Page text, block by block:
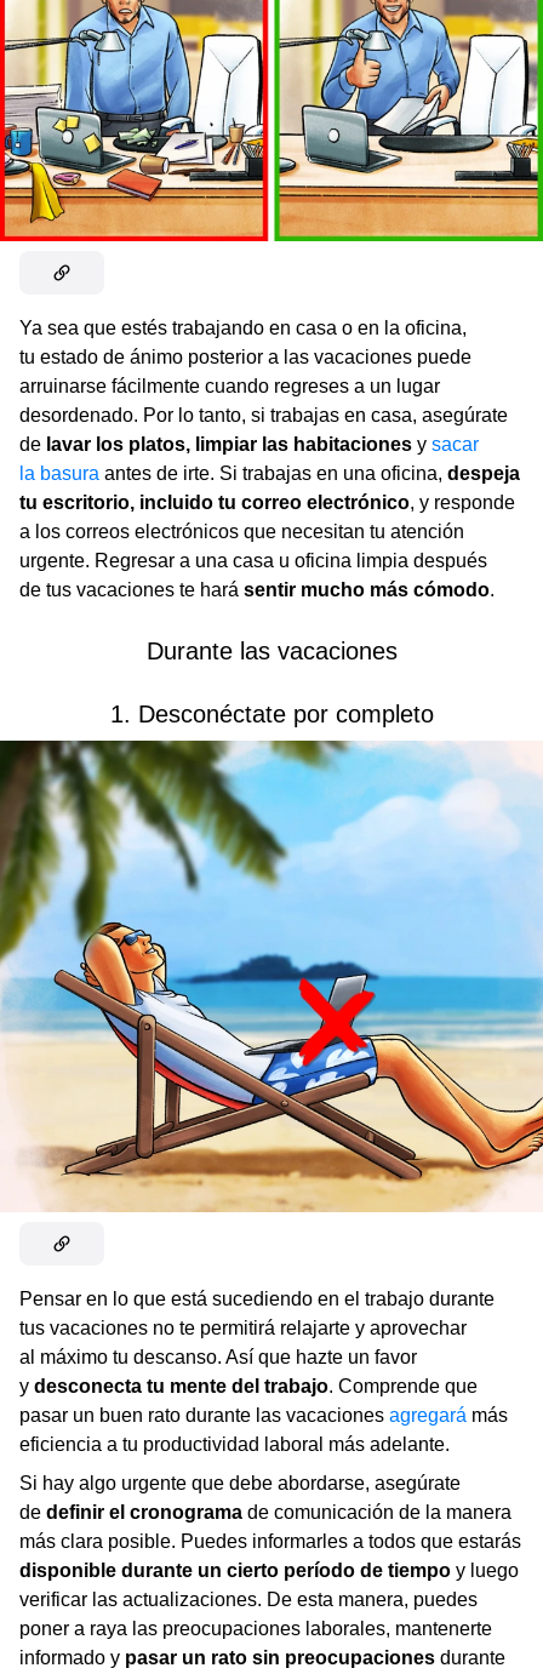
Ya sea que estés trabajando en casa o en la oficina,
tu estado de ánimo posterior a las vacaciones puede
arruinarse fácilmente cuando regreses a un lugar
desordenado. Por lo tanto, si trabajas en casa, asegúrate
de lavar los platos, limpiar las habitaciones y sacar
la basura antes de irte. Si trabajas en una oficina, despeja
tu escritorio, incluido tu correo electrónico, y responde
a los correos electrónicos que necesitan tu atención
urgente. Regresar a una casa u oficina limpia después
de tus vacaciones te hará sentir mucho más cómodo.
Durante las vacaciones
1. Desconéctate por completo
Pensar en lo que está sucediendo en el trabajo durante
tus vacaciones no te permitirá relajarte y aprovechar
al máximo tu descanso. Así que hazte un favor
y desconecta tu mente del trabajo. Comprende que
pasar un buen rato durante las vacaciones agregará más
eficiencia a tu productividad laboral más adelante.
Si hay algo urgente que debe abordarse, asegúrate
de definir el cronograma de comunicación de la manera
más clara posible. Puedes informarles a todos que estarás
disponible durante un cierto período de tiempo y luego
verificar las actualizaciones. De esta manera, puedes
poner a raya las preocupaciones laborales, mantenerte
informado y pasar un rato sin preocupaciones durante